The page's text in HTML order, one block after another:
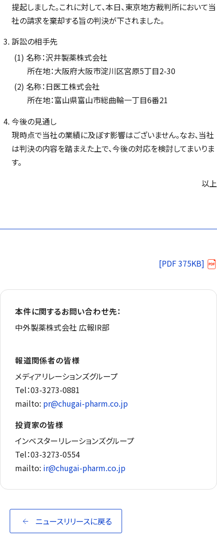
提起しました。これに対して、本日、東京地方裁判所において当
社の請求を棄却する旨の判決が下されました。
訴訟の相手先
名称：沢井製薬株式会社
所在地：大阪府大阪市淀川区宮原5丁目2-30
名称：日医工株式会社
所在地：富山県富山市総曲輪一丁目6番21
今後の見通し
現時点で当社の業績に及ぼす影響はございません。なお、当社
は判決の内容を踏まえた上で、今後の対応を検討してまいりま
す。
以上
[PDF 375KB]
本件に関するお問い合わせ先：
中外製薬株式会社 広報IR部
報道関係者の皆様
メディアリレーションズグループ
Tel：03-3273-0881
mailto: pr@chugai-pharm.co.jp
投資家の皆様
インベスターリレーションズグループ
Tel：03-3273-0554
mailto: ir@chugai-pharm.co.jp
ニュースリリースに戻る